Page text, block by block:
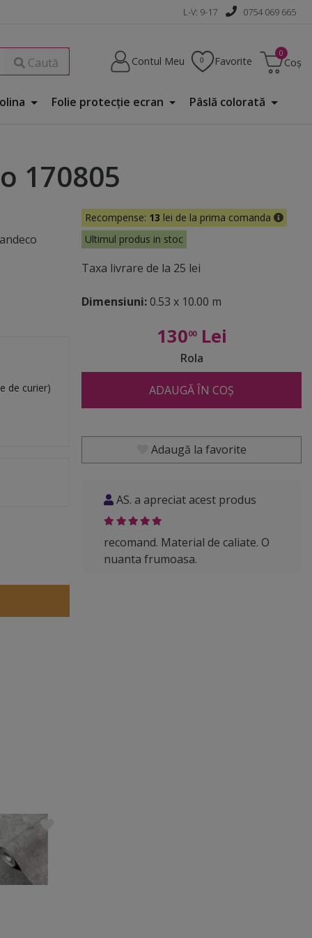
L-V: 9-17 0754 069 665
Caută Contul Meu Favorite Coș
Folie protecţie ecran Pâslă colorată
170805
de curier)
Recompense: 13 lei de la prima comanda
Ultimul produs in stoc
Taxa livrare de la 25 lei
Dimensiuni:0.53 x 10.00 m
13000Lei
Rola
ADAUGĂ ÎN COȘ
Adaugă la favorite
AS. a apreciat acest produs
recomand. Material de caliate. O
nuanta frumoasa.